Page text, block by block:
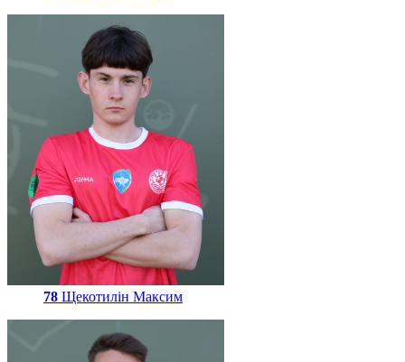
78 Щекотилін Максим